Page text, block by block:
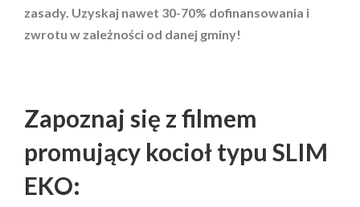
zasady. Uzyskaj nawet 30-70% dofinansowania i
zwrotu w zależności od danej gminy!
Zapoznaj się z filmem
promujący kocioł typu SLIM
EKO: